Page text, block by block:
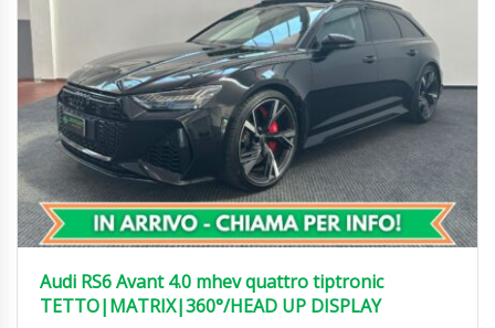
Audi RS6 Avant 4.0 mhev quattro tiptronic
TETTO|MATRIX|360°/HEAD UP DISPLAY